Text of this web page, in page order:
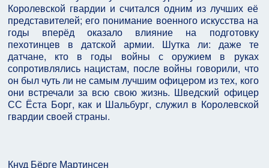
Королевской гвардии и считался одним из лучших её
представителей; его понимание военного искусства на
годы вперёд оказало влияние на подготовку
пехотинцев в датской армии. Шутка ли: даже те
датчане, кто в годы войны с оружием в руках
сопротивлялись нацистам, после войны говорили, что
он был чуть ли не самым лучшим офицером из тех, кого
они встречали за всю свою жизнь. Шведский офицер
СС Ёста Борг, как и Шальбург, служил в Королевской
гвардии своей страны.
Кнуд Бёрге Мартинсен